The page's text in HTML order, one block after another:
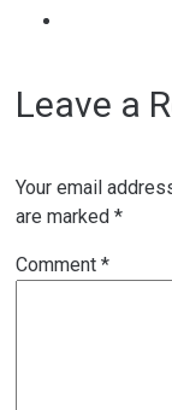
Leave a
Your email
are marked *
Comment *